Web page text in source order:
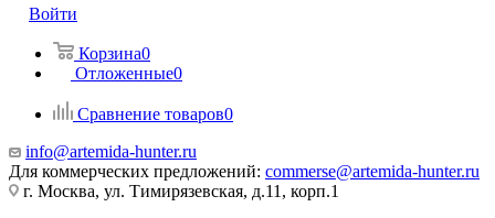
Войти
Корзина0
Отложенные0
Сравнение товаров0
info@artemida-hunter.ru
Для коммерческих предложений: commerse@artemida-hunter.ru
г. Москва, ул. Тимирязевская, д.11, корп.1